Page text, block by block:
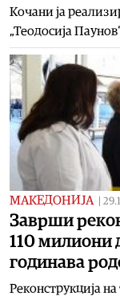
Кочани ја
„Теодосија
МАКЕДОНИЈА
Заврши
110 милиони
годинава
Реконструкција